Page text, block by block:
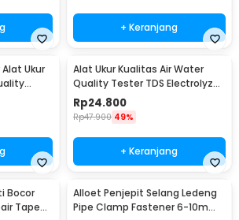
+ Keranjang
Alat Ukur
Alat Ukur Kualitas Air Water
Quality Tester TDS Electrolyzer
- JJ2850
Rp24.800
Rp47.900 49%
+ Keranjang
Bocor
Tape
Alloet Penjepit Selang Ledeng
Pipe Clamp Fastener 6-10mm